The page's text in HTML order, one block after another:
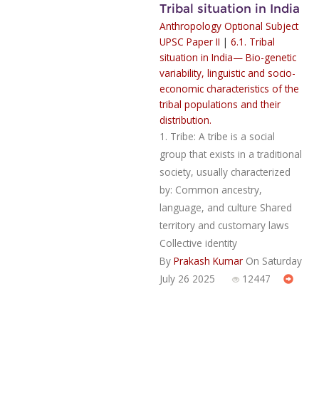
Tribal situation in India
Anthropology Optional Subject
UPSC Paper II | 6.1. Tribal
situation in India— Bio-genetic
variability, linguistic and socio-
economic characteristics of the
tribal populations and their
distribution.
1. Tribe: A tribe is a social
group that exists in a traditional
society, usually characterized
by: Common ancestry,
language, and culture Shared
territory and customary laws
Collective identity
By Prakash KumarOn Saturday
July 26 2025
12447